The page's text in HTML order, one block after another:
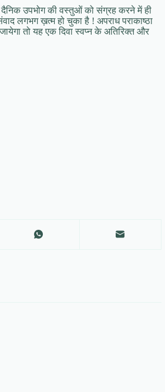
दैनिक उपभोग की वस्तुओं को संग्रह करने में ही
लगभग ख़त्म हो चुका है ! अपराध पराकाष्ठा
तो यह एक दिवा स्वप्न के अतिरिक्त और